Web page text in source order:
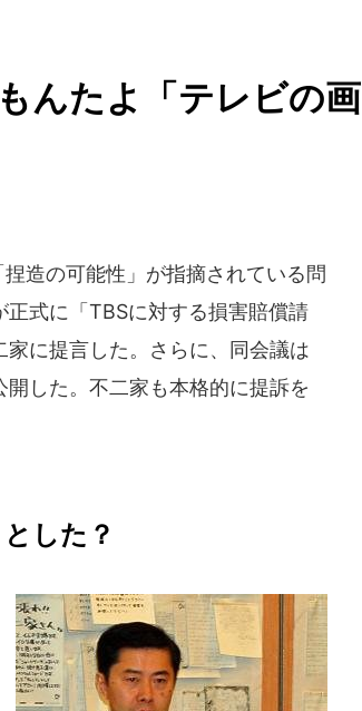
んたよ「テレビの画
捏造の可能性」が指摘されている問
式に「TBSに対する損害賠償請
に提言した。さらに、同会議は
開した。不二家も本格的に提訴を
した？